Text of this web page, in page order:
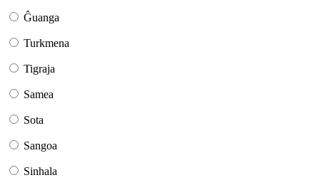
Ĝuanga
Turkmena
Tigraja
Samea
Sota
Sangoa
Sinhala